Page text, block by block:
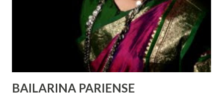
das mudanças históricas no mundo árabe nos últimos dois
anos, em que milhões foram às ruas para exigir mudanças.
Em outras partes do mundo, os “99%” fizeram suas vozes
serem ouvidas através ...
BAILARINA PARIENSE